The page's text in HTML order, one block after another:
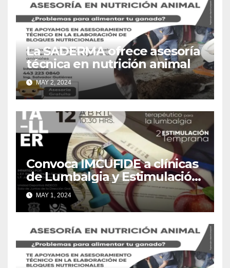
La SADERMA ofrece asesoría
técnica en nutrición animal
MAY 2, 2024
Convoca IMCUFIDE a clínicas
de Lumbalgia y Estimulación
Temprana
MAY 1, 2024